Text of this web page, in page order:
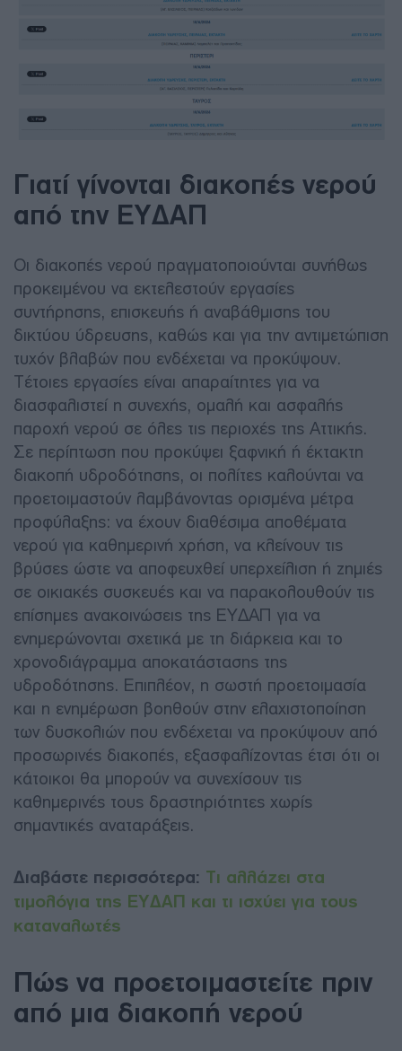
Γιατί γίνονται διακοπές νερού
από την ΕΥΔΑΠ
Οι διακοπές νερού πραγματοποιούνται συνήθως
προκειμένου να εκτελεστούν εργασίες
συντήρησης, επισκευής ή αναβάθμισης του
δικτύου ύδρευσης, καθώς και για την αντιμετώπιση
τυχόν βλαβών που ενδέχεται να προκύψουν.
Τέτοιες εργασίες είναι απαραίτητες για να
διασφαλιστεί η συνεχής, ομαλή και ασφαλής
παροχή νερού σε όλες τις περιοχές της Αττικής.
Σε περίπτωση που προκύψει ξαφνική ή έκτακτη
διακοπή υδροδότησης, οι πολίτες καλούνται να
προετοιμαστούν λαμβάνοντας ορισμένα μέτρα
προφύλαξης: να έχουν διαθέσιμα αποθέματα
νερού για καθημερινή χρήση, να κλείνουν τις
βρύσες ώστε να αποφευχθεί υπερχείλιση ή ζημιές
σε οικιακές συσκευές και να παρακολουθούν τις
επίσημες ανακοινώσεις της ΕΥΔΑΠ για να
ενημερώνονται σχετικά με τη διάρκεια και το
χρονοδιάγραμμα αποκατάστασης της
υδροδότησης. Επιπλέον, η σωστή προετοιμασία
και η ενημέρωση βοηθούν στην ελαχιστοποίηση
των δυσκολιών που ενδέχεται να προκύψουν από
προσωρινές διακοπές, εξασφαλίζοντας έτσι ότι οι
κάτοικοι θα μπορούν να συνεχίσουν τις
καθημερινές τους δραστηριότητες χωρίς
σημαντικές αναταράξεις.
Διαβάστε περισσότερα: Τι αλλάζει στα
τιμολόγια της ΕΥΔΑΠ και τι ισχύει για τους
καταναλωτές
Πώς να προετοιμαστείτε πριν
από μια διακοπή νερού